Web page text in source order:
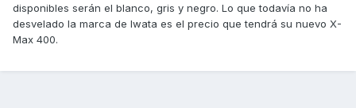
disponibles serán el blanco, gris y negro. Lo que todavía no ha
desvelado la marca de Iwata es el precio que tendrá su nuevo X-
Max 400.